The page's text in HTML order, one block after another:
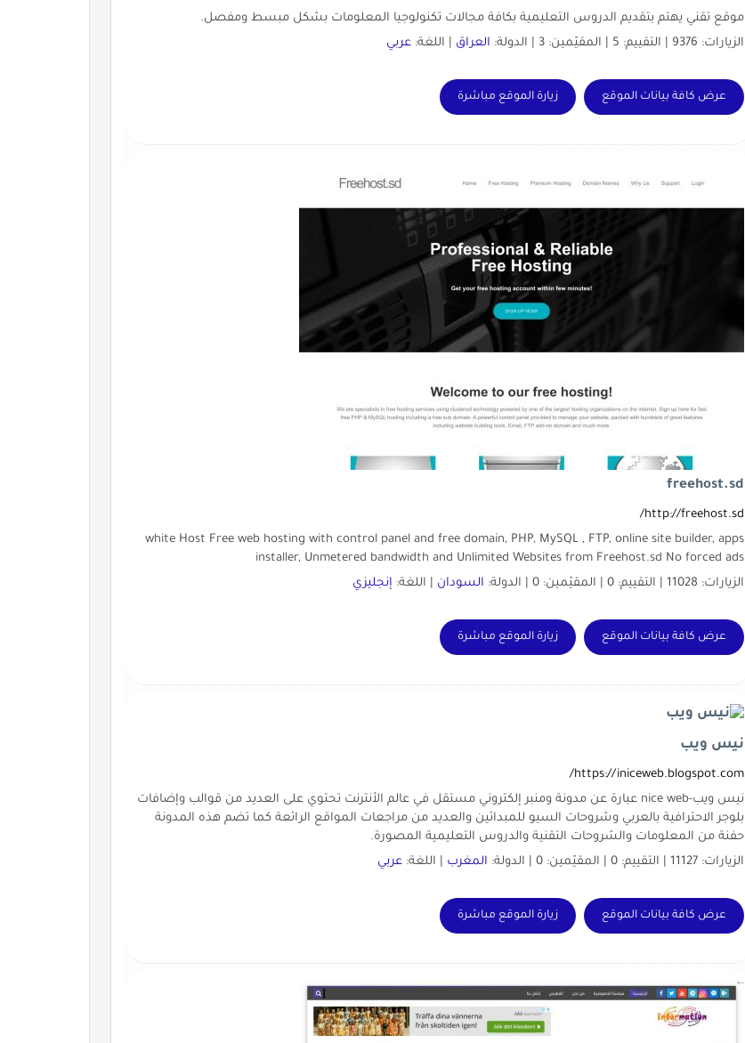
موقع تقني يهتم بتقديم الدروس التعليمية بكافة مجالات تكنولوجيا المعلومات بشكل مبسط ومفصل.
الزيارات: 9376 | التقييم: 5 | المقيّمين: 3 | الدولة:
العراق | اللغة: عربي
عرض كافة بيانات الموقع زيارة الموقع مباشرة
freehost.sd
http://freehost.sd/
white Host Free web hosting with control panel and free domain, PHP, MySQL , FTP, online site builder, apps
installer, Unmetered bandwidth and Unlimited Websites from Freehost.sd No forced ads
الزيارات: 11028 | التقييم: 0 | المقيّمين: 0 | الدولة:
السودان | اللغة: إنجليزي
عرض كافة بيانات الموقع زيارة الموقع مباشرة
نيس ويب
https://iniceweb.blogspot.com/
نيس ويب-nice web عبارة عن مدونة ومنبر إلكتروني مستقل في عالم الأنترنت تحتوي على العديد من قوالب وإضافات
بلوجر الاحترافية بالعربي وشروحات السيو للمبدائين والعديد من مراجعات المواقع الرائعة كما تضم هذه المدونة
حفنة من المعلومات والشروحات التقنية والدروس التعليمية المصورة.
الزيارات: 11127 | التقييم: 0 | المقيّمين: 0 | الدولة:
المغرب | اللغة: عربي
عرض كافة بيانات الموقع زيارة الموقع مباشرة